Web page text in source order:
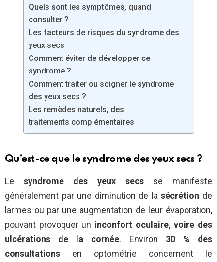
Quels sont les symptômes, quand
consulter ?
Les facteurs de risques du syndrome des
yeux secs
Comment éviter de développer ce
syndrome ?
Comment traiter ou soigner le syndrome
des yeux secs ?
Les remèdes naturels, des
traitements complémentaires
Qu’est-ce que le syndrome des yeux secs ?
Le syndrome des yeux secsse manifeste
généralement par une diminution de lasécrétion de
larmes ou par une augmentation de leur évaporation,
pouvant provoquer un inconfort oculaire, voire des
ulcérations de la cornée. Environ 30 % des
consultations en optométrie concernent le